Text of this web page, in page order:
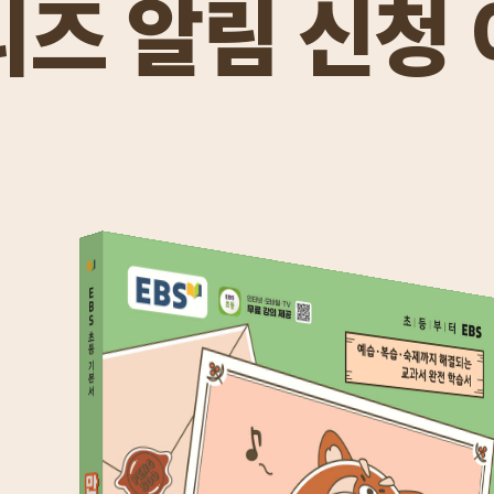
즈 알림 신청